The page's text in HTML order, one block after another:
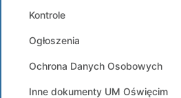
Kontrole
Ogłoszenia
Ochrona Danych Osobowych
Inne dokumenty UM Oświęcim